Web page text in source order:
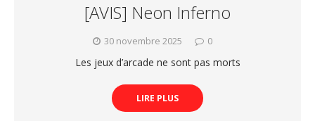
[AVIS] Neon Inferno
30 novembre 2025 0
Les jeux d’arcade ne sont pas morts
LIRE PLUS